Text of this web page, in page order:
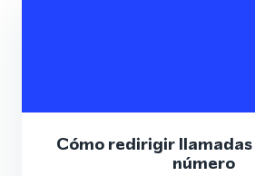
Cómo redirigir
número